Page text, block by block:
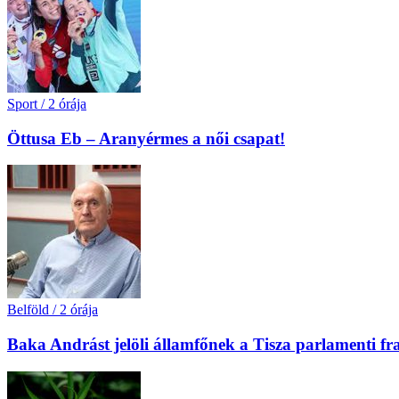
Sport / 2 órája
Öttusa Eb – Aranyérmes a női csapat!
Belföld / 2 órája
Baka Andrást jelöli államfőnek a Tisza parlamenti